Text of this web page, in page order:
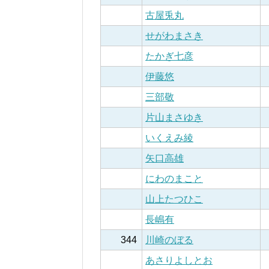
古屋兎丸
せがわまさき
たかぎ七彦
伊藤悠
三部敬
片山まさゆき
いくえみ綾
矢口高雄
にわのまこと
山上たつひこ
長嶋有
344
川崎のぼる
あさりよしとお